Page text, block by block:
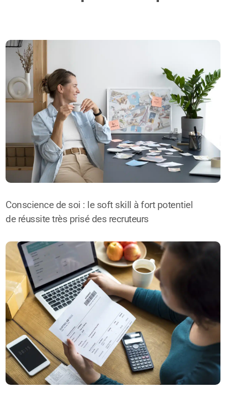
Conscience de soi : le soft skill à fort potentiel
de réussite très prisé des recruteurs